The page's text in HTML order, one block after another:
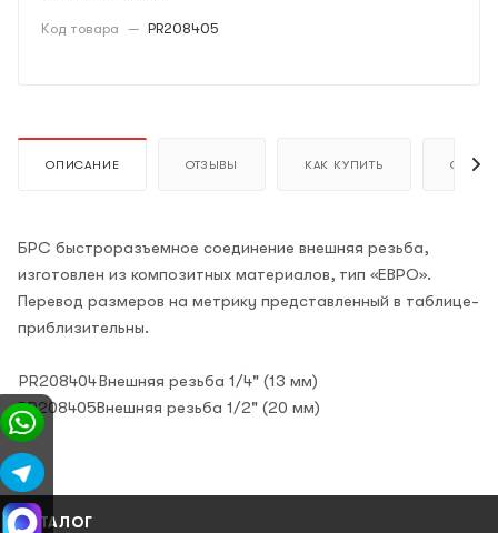
Код товара — PR208405
ОПИСАНИЕ ОТЗЫВЫ КАК КУПИТЬ ОПЛАТА
БРС быстроразъемное соединение внешняя резьба,
изготовлен из композитных материалов, тип «ЕВРО».
Перевод размеров на метрику представленный в таблице-
приблизительны.
PR208404Внешняя резьба 1/4" (13 мм)
PR208405Внешняя резьба 1/2" (20 мм)
КАТАЛОГ